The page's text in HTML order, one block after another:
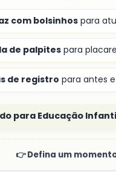
com bolsinhos para
de palpites para
de registro para antes
para Educação
👉 Defina um